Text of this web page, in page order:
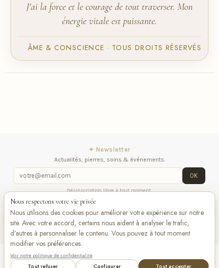
J'ai la force et le courage de tout traverser. Mon
énergie vitale est puissante.
ÂME & CONSCIENCE · TOUS DROITS RÉSERVÉS
Add to cart
✦ Newsletter
Actualités, pierres, soins & événements.
OK
Désinscription libre à tout moment.
iqitlinksmanager module
nous
VISA
maestro Bancontact
Pay
Nous respectons votre vie privée
Nous utilisons des cookies pour améliorer votre expérience sur notre
site. Avec votre accord, certains nous aident à analyser le trafic,
d'autres à personnaliser le contenu. Vous pouvez à tout moment
modifier vos préférences.
Voir notre politique de confidentialité
Tout refuser Configurer Tout accepter